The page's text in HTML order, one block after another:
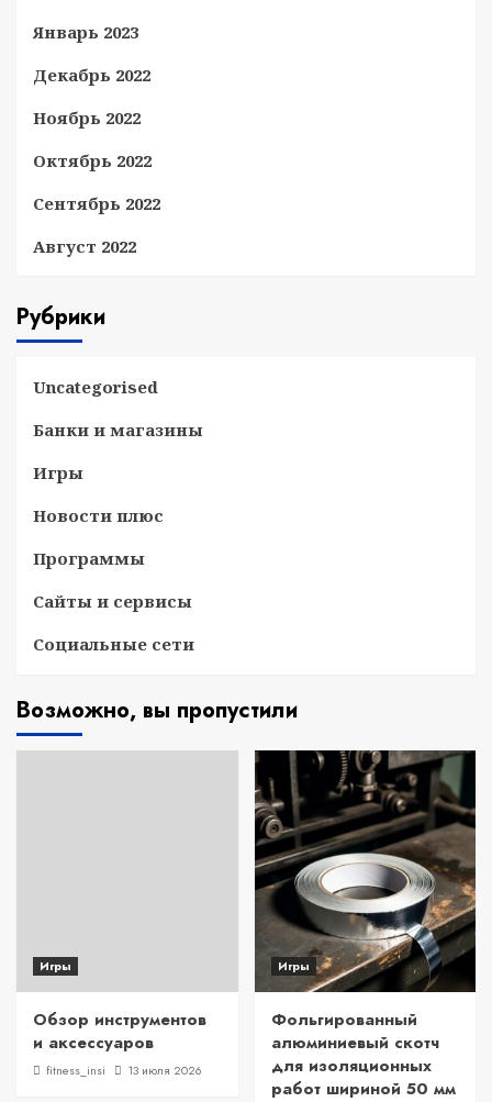
Январь 2023
Декабрь 2022
Ноябрь 2022
Октябрь 2022
Сентябрь 2022
Август 2022
Рубрики
Uncategorised
Банки и магазины
Игры
Новости плюс
Программы
Сайты и сервисы
Социальные сети
Возможно, вы пропустили
Игры
Обзор инструментов
и аксессуаров
fitness_insi 13 июля 2026
Игры
Фольгированный
алюминиевый скотч
для изоляционных
работ шириной 50 мм